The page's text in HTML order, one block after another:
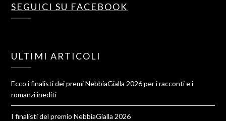
SEGUICI SU FACEBOOK
ULTIMI ARTICOLI
Ecco i finalisti dei premi NebbiaGialla 2026 per i racconti e i
romanzi inediti
I finalisti del premio NebbiaGialla 2026